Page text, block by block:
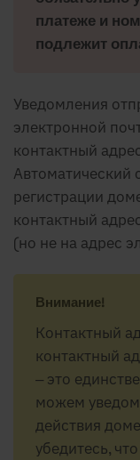
платеже и
подлежит
Уведомления
электронной
контактный
Автоматический
регистрации
контактный
(но не на адрес
Внимание!
Контактный
контактный
– это
можем
действия
убедитесь,